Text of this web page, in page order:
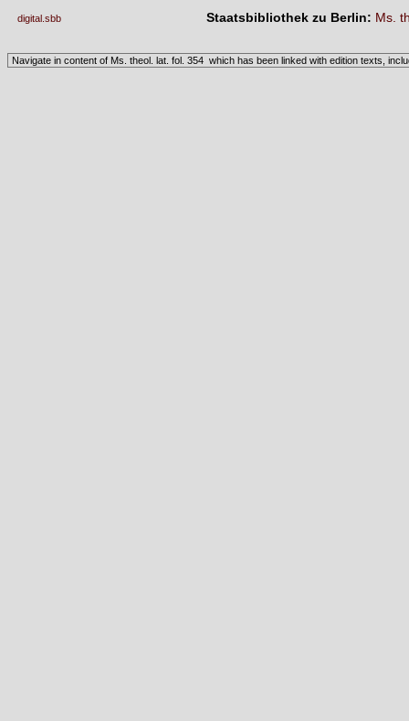
digital.sbb Staatsbibliothek zu Berlin: Ms.